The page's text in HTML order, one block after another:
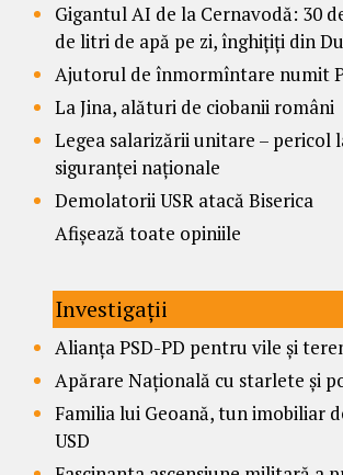
Gigantul AI de la Cernavodă: 30
de litri de apă pe zi, înghițiți din
Ajutorul de înmormîntare numit
La Jina, alături de ciobanii români
Legea salarizării unitare – pericol
siguranței naționale
Demolatorii USR atacă Biserica
Afișează toate opiniile
Investigații
Alianța PSD-PD pentru vile și
Apărare Națională cu starlete și
Familia lui Geoană, tun imobiliar
USD